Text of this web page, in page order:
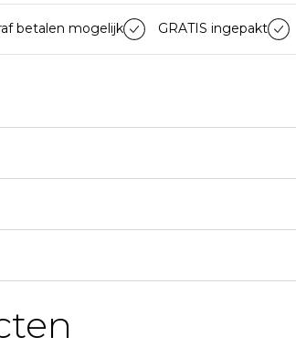
betalen mogelijk GRATIS ingepakt